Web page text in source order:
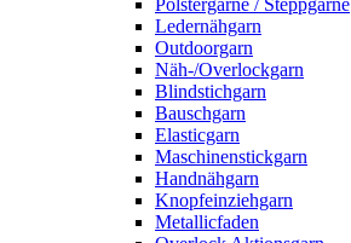
Ledernähgarn
Outdoorgarn
Näh-/Overlockgarn
Blindstichgarn
Bauschgarn
Elasticgarn
Maschinenstickgarn
Handnähgarn
Knopfeinziehgarn
Metallicfaden